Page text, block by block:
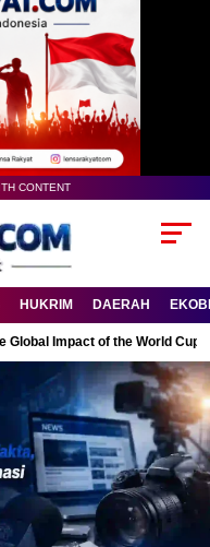
CONTENT
HUKRIM DAERAH
Global Impact of the World Cup